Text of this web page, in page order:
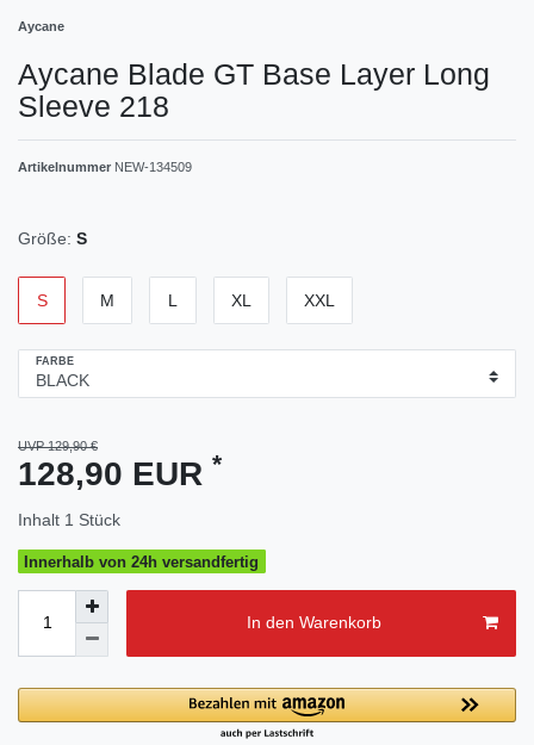
Aycane
Aycane Blade GT Base Layer Long
Sleeve 218
Artikelnummer NEW-134509
Größe: S
S M L XL XXL
FARBE
UVP 129,90 €
128,90 EUR *
Inhalt 1 Stück
Innerhalb von 24h versandfertig
In den Warenkorb